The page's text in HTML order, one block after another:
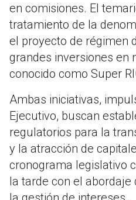
en comisiones. El
tratamiento de la
el proyecto de régimen
grandes inversiones en
conocido como Super
Ambas iniciativas,
Ejecutivo, buscan
regulatorios para la
y la atracción de
cronograma legislativo
la tarde con el